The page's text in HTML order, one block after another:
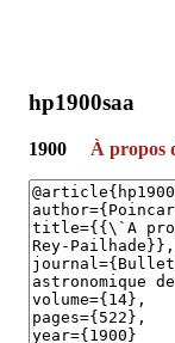
hp1900saa
1900 À propos